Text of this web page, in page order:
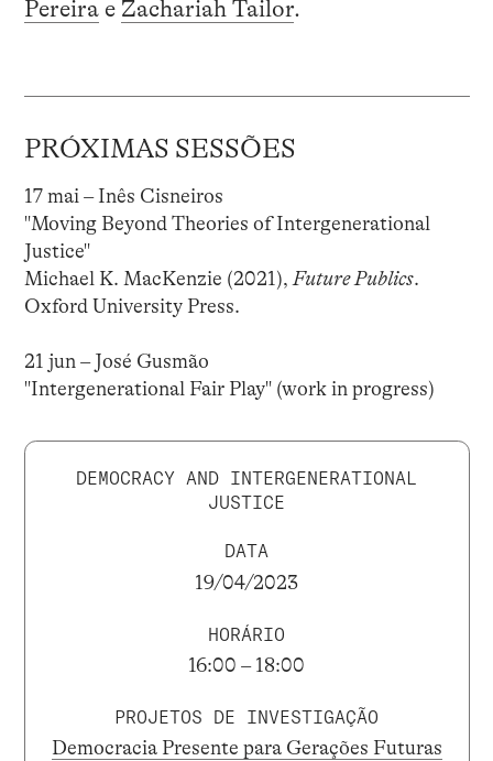
Pereirae Zachariah Tailor.
PRÓXIMAS SESSÕES
17 mai – Inês Cisneiros
"Moving Beyond Theories of Intergenerational
Justice"
Michael K. MacKenzie (2021), Future Publics.
Oxford University Press.
21 jun – José Gusmão
"Intergenerational Fair Play" (work in progress)
DEMOCRACY AND INTERGENERATIONAL
JUSTICE
DATA
19/04/2023
HORÁRIO
16:00 – 18:00
PROJETOS DE INVESTIGAÇÃO
Democracia Presente para Gerações Futuras